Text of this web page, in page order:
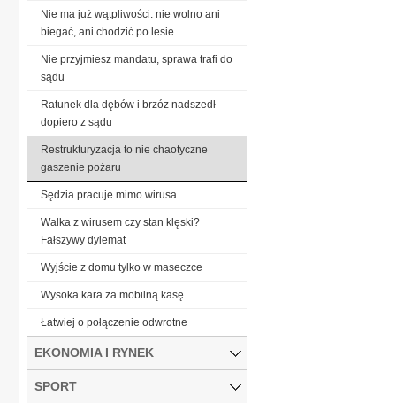
Nie ma już wątpliwości: nie wolno ani
biegać, ani chodzić po lesie
Nie przyjmiesz mandatu, sprawa trafi do
sądu
Ratunek dla dębów i brzóz nadszedł
dopiero z sądu
Restrukturyzacja to nie chaotyczne
gaszenie pożaru
Sędzia pracuje mimo wirusa
Walka z wirusem czy stan klęski?
Fałszywy dylemat
Wyjście z domu tylko w maseczce
Wysoka kara za mobilną kasę
Łatwiej o połączenie odwrotne
EKONOMIA I RYNEK
SPORT